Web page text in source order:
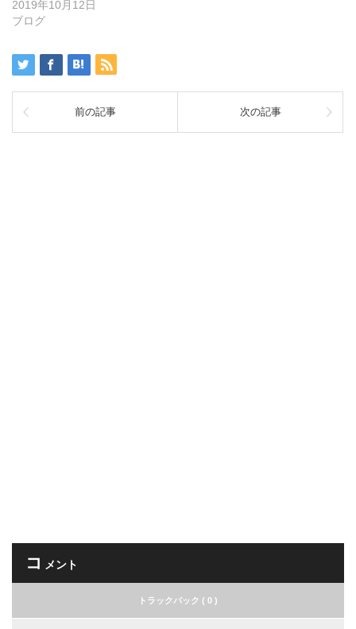
2019年10月12日
ブログ
前の記事 次の記事
コ メント
トラックバック ( 0 )